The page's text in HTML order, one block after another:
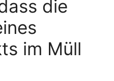
die
im Müll